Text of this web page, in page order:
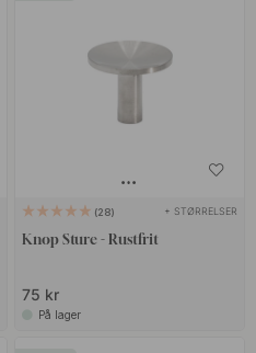
28 + STØRRELSER
Knop Sture - Rustfrit
75 kr
På lager